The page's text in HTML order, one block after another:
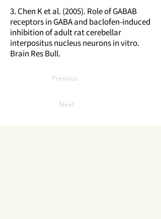
3. Chen K et al. (2005). Role of GABAB
receptors in GABA and baclofen-induced
inhibition of adult rat cerebellar
interpositus nucleus neurons in vitro.
Brain Res Bull.
Previous
Next